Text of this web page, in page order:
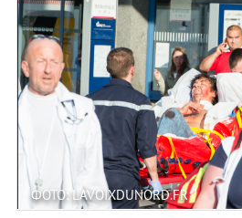
ФОТО: LAVOIXDUNORD.FR